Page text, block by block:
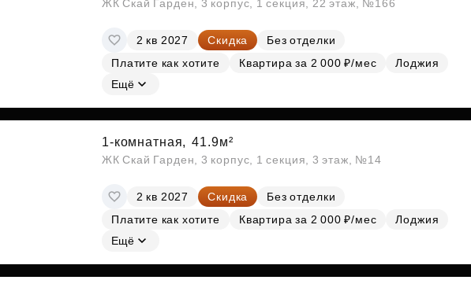
ЖК Скай Гарден, 3 корпус, 1 секция, 22 этаж, №166
2 кв 2027 Скидка
Без отделки
Платите как хотите
Квартира за 2 000 ₽/мес
Лоджия
Ещё
1-комнатная, 41.9м²
ЖК Скай Гарден, 3 корпус, 1 секция, 3 этаж, №14
2 кв 2027 Скидка
Без отделки
Платите как хотите
Квартира за 2 000 ₽/мес
Лоджия
Ещё